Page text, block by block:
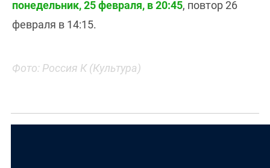
понедельник, 25 февраля, в 20:45, повтор 26
февраля в 14:15.
Фото: Россия К (Культура)